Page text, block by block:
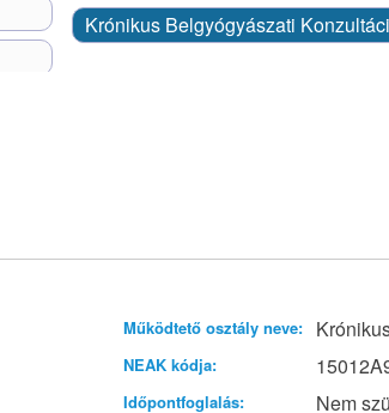
Krónikus Belgyógyászati
Működtető osztály neve:
NEAK kódja:
Időpontfoglalás: Nem